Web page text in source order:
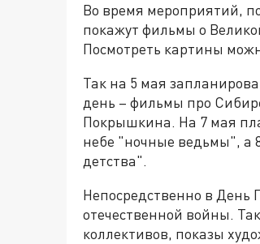
Во время мероприятий,
покажут фильмы о
Посмотреть картины
Так на 5 мая
день – фильмы про
Покрышкина. На 7 мая
небе "ночные ведьмы", а
детства".
Непосредственно в День
отечественной войны.
коллективов, показы